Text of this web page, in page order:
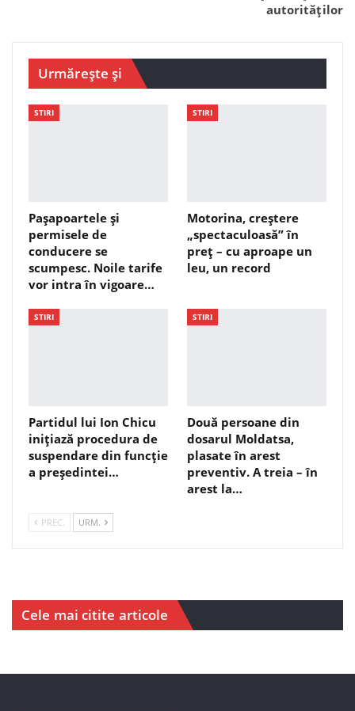
autorităților
Urmărește și
STIRI
Pașapoartele și
permisele de
conducere se
scumpesc. Noile tarife
vor intra în vigoare…
STIRI
Motorina, creștere
„spectaculoasă” în
preț – cu aproape un
leu, un record
STIRI
Partidul lui Ion Chicu
inițiază procedura de
suspendare din funcție
a președintei…
STIRI
Două persoane din
dosarul Moldatsa,
plasate în arest
preventiv. A treia – în
arest la…
PREC. URM.
Cele mai citite articole